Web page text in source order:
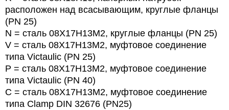
расположен над всасывающим, круглые фланцы
(PN 25)
N = сталь 08Х17Н13М2, круглые фланцы (PN 25)
V = сталь 08Х17Н13М2, муфтовое соединение
типа Victaulic (PN 25)
P = сталь 08Х17Н13М2, муфтовое соединение
типа Victaulic (PN 40)
C = сталь 08Х17Н13М2, муфтовое соединение
типа Clamp DIN 32676 (PN25)